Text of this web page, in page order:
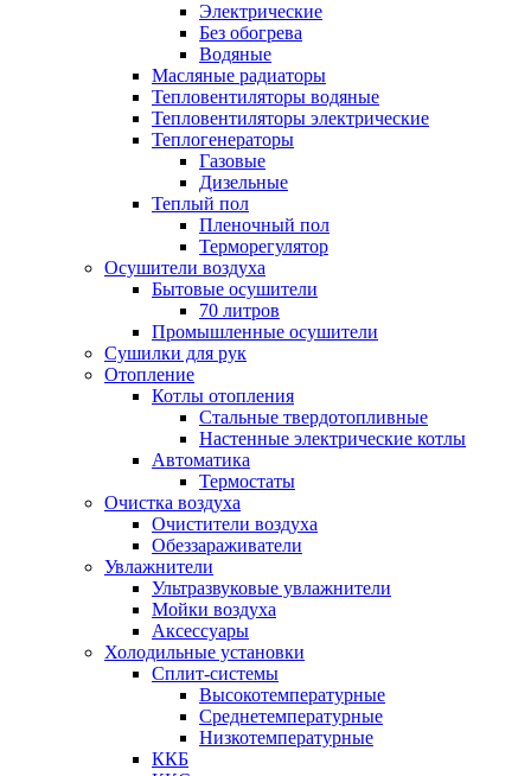
Электрические
Без обогрева
Водяные
Масляные радиаторы
Тепловентиляторы водяные
Тепловентиляторы электрические
Теплогенераторы
Газовые
Дизельные
Теплый пол
Пленочный пол
Терморегулятор
Осушители воздуха
Бытовые осушители
70 литров
Промышленные осушители
Сушилки для рук
Отопление
Котлы отопления
Стальные твердотопливные
Настенные электрические котлы
Автоматика
Термостаты
Очистка воздуха
Очистители воздуха
Обеззараживатели
Увлажнители
Ультразвуковые увлажнители
Мойки воздуха
Аксессуары
Холодильные установки
Сплит-системы
Высокотемпературные
Среднетемпературные
Низкотемпературные
ККБ